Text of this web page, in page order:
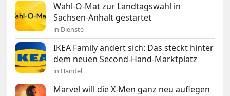
Wahl-O-Mat zur Landtagswahl in
Sachsen-Anhalt gestartet
in Dienste
IKEA Family ändert sich: Das steckt hinter
dem neuen Second-Hand-Marktplatz
in Handel
Marvel will die X-Men ganz neu auflegen